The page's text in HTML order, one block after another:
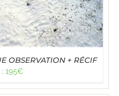
OBSERVATION + RÉCIF
195€